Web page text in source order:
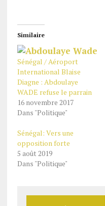
Similaire
Sénégal / Aéroport
International Blaise
Diagne : Abdoulaye
WADE refuse le parrain
16 novembre 2017
Dans "Politique"
Sénégal: Vers une
opposition forte
5 août 2019
Dans "Politique"